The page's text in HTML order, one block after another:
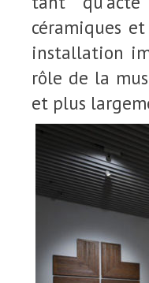
céramiques
installation
rôle de la
et plus